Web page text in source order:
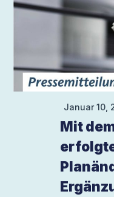
Januar 10,
Mit